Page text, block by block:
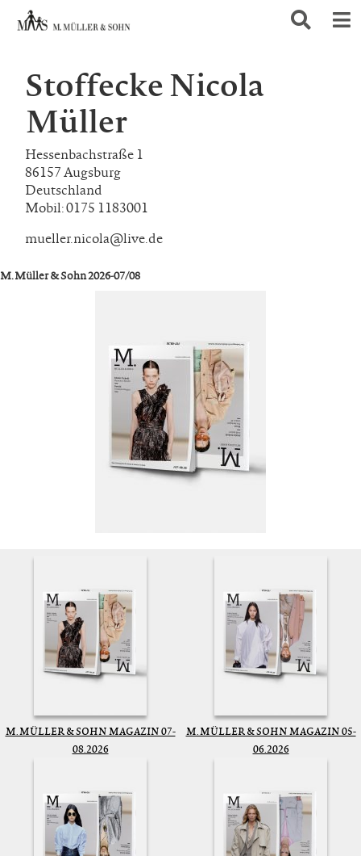
Stoffecke Nicola
Müller
Hessenbachstraße 1
86157 Augsburg
Deutschland
Mobil: 0175 1183001
mueller.nicola@live.de
M. Müller & Sohn 2026-07/08
M. MÜLLER & SOHN MAGAZIN 07-
08.2026
M. MÜLLER & SOHN MAGAZIN 05-
06.2026